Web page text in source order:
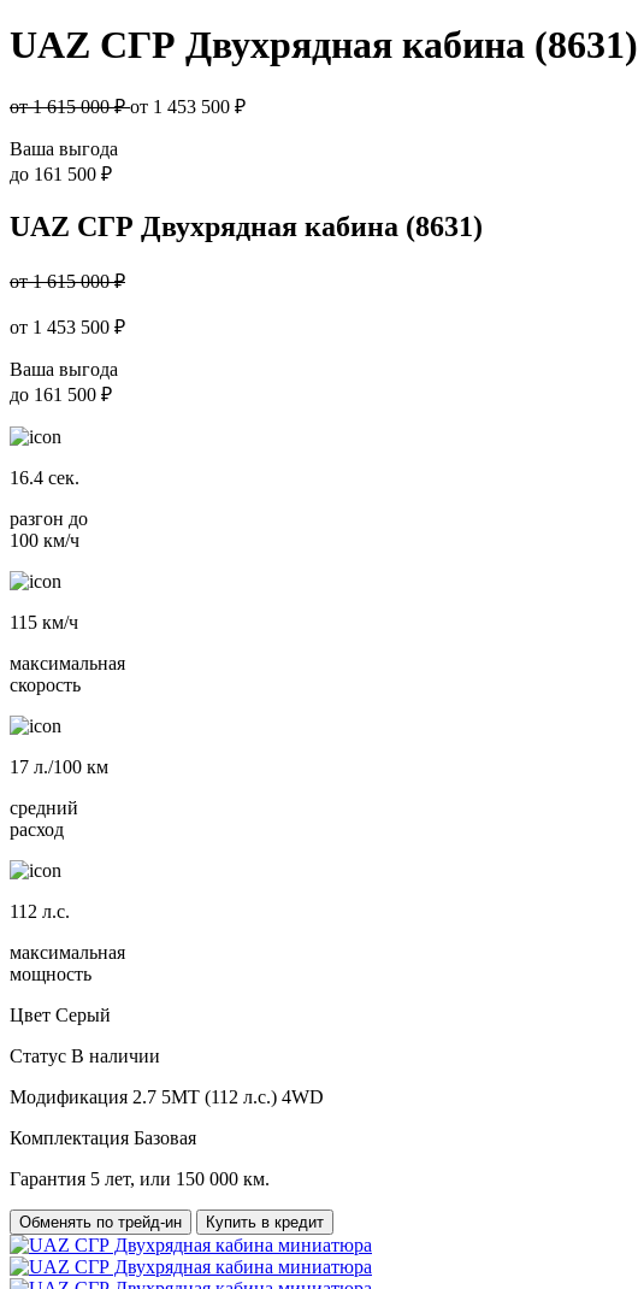
UAZ СГР Двухрядная кабина (8631)
от 1 615 000 ₽от 1 453 500 ₽
Ваша выгода
до 161 500 ₽
UAZ СГР Двухрядная кабина (8631)
от 1 615 000 ₽
от 1 453 500 ₽
Ваша выгода
до 161 500 ₽
16.4 сек.
разгон до
100 км/ч
115 км/ч
максимальная
скорость
17 л./100 км
средний
расход
112 л.с.
максимальная
мощность
Цвет Серый
Статус В наличии
Модификация 2.7 5MT (112 л.с.) 4WD
Комплектация Базовая
Гарантия 5 лет, или 150 000 км.
Обменять по трейд-ин Купить в кредит